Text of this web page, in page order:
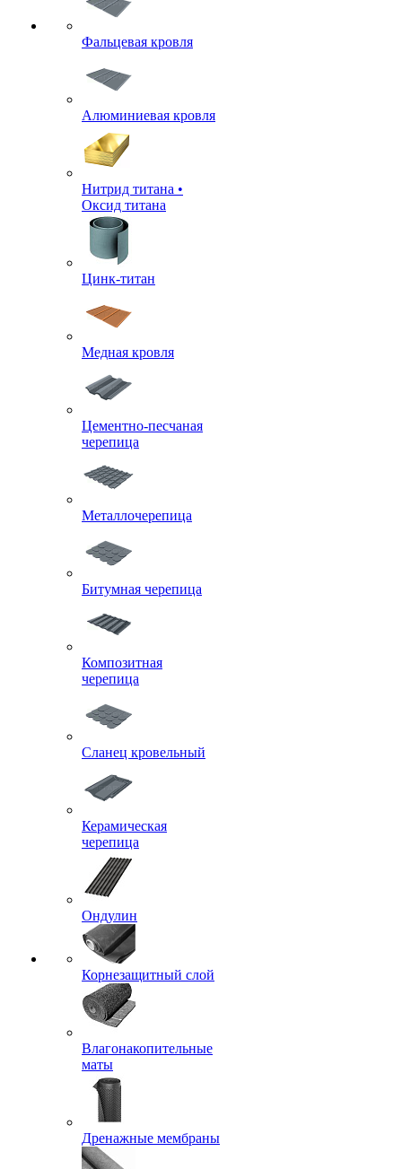
Фальцевая кровля
Алюминиевая кровля
Нитрид титана •
Оксид титана
Цинк-титан
Медная кровля
Цементно-песчаная
черепица
Металлочерепица
Битумная черепица
Композитная
черепица
Сланец кровельный
Керамическая
черепица
Ондулин
Корнезащитный слой
Влагонакопительные
маты
Дренажные мембраны